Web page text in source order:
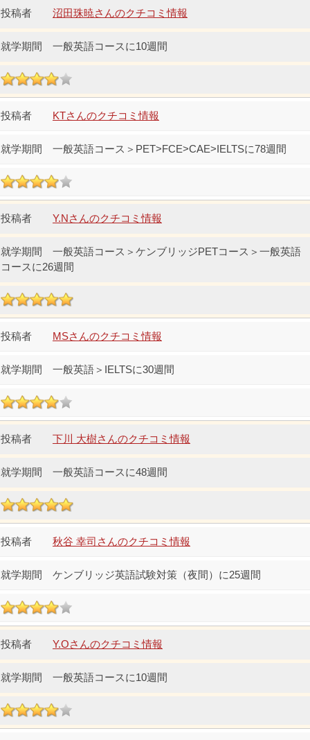
沼田珠暁さんのクチコミ情報
一般英語コースに10週間
KTさんのクチコミ情報
一般英語コース＞PET>FCE>CAE>IELTSに78週間
Y.Nさんのクチコミ情報
一般英語コース＞ケンブリッジPETコース＞一般英語
コースに26週間
MSさんのクチコミ情報
一般英語＞IELTSに30週間
下川 大樹さんのクチコミ情報
一般英語コースに48週間
秋谷 幸司さんのクチコミ情報
ケンブリッジ英語試験対策（夜間）に25週間
Y.Oさんのクチコミ情報
一般英語コースに10週間